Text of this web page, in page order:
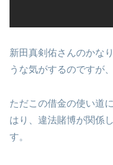
新田真剣佑さんのかな
うな気がするのですが
ただこの借金の使い道
はり、違法賭博が関係
す。